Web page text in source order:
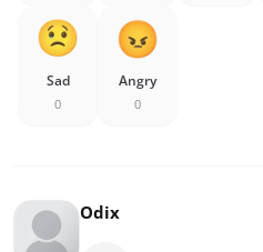
Sad
0
Angry
0
Odix